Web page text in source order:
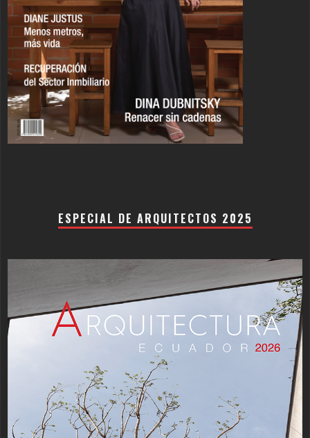
ESPECIAL DE ARQUITECTOS 2025